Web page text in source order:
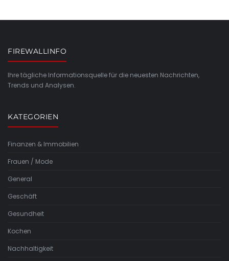
FIREWALLINFO
Ihre tägliche Informationsquelle für die neuesten Nachrichten,
Trends und Analysen.
KATEGORIEN
Finanzen & Immobilien
Frauen / Mode
General
Geschäft
Gesundheit
Kochen
Nachhaltigkeit